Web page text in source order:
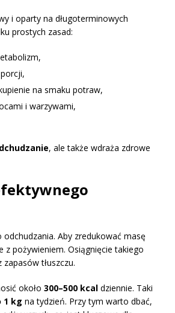
i oparty na długoterminowych
prostych zasad:
na smaku potraw,
i warzywami,
, ale także wdraża zdrowe
Aby zredukować masę
pożywieniem. Osiągnięcie takiego
tłuszczu.
około 300–500 kcal dziennie. Taki
1 kg na tydzień. Przy tym warto dbać,